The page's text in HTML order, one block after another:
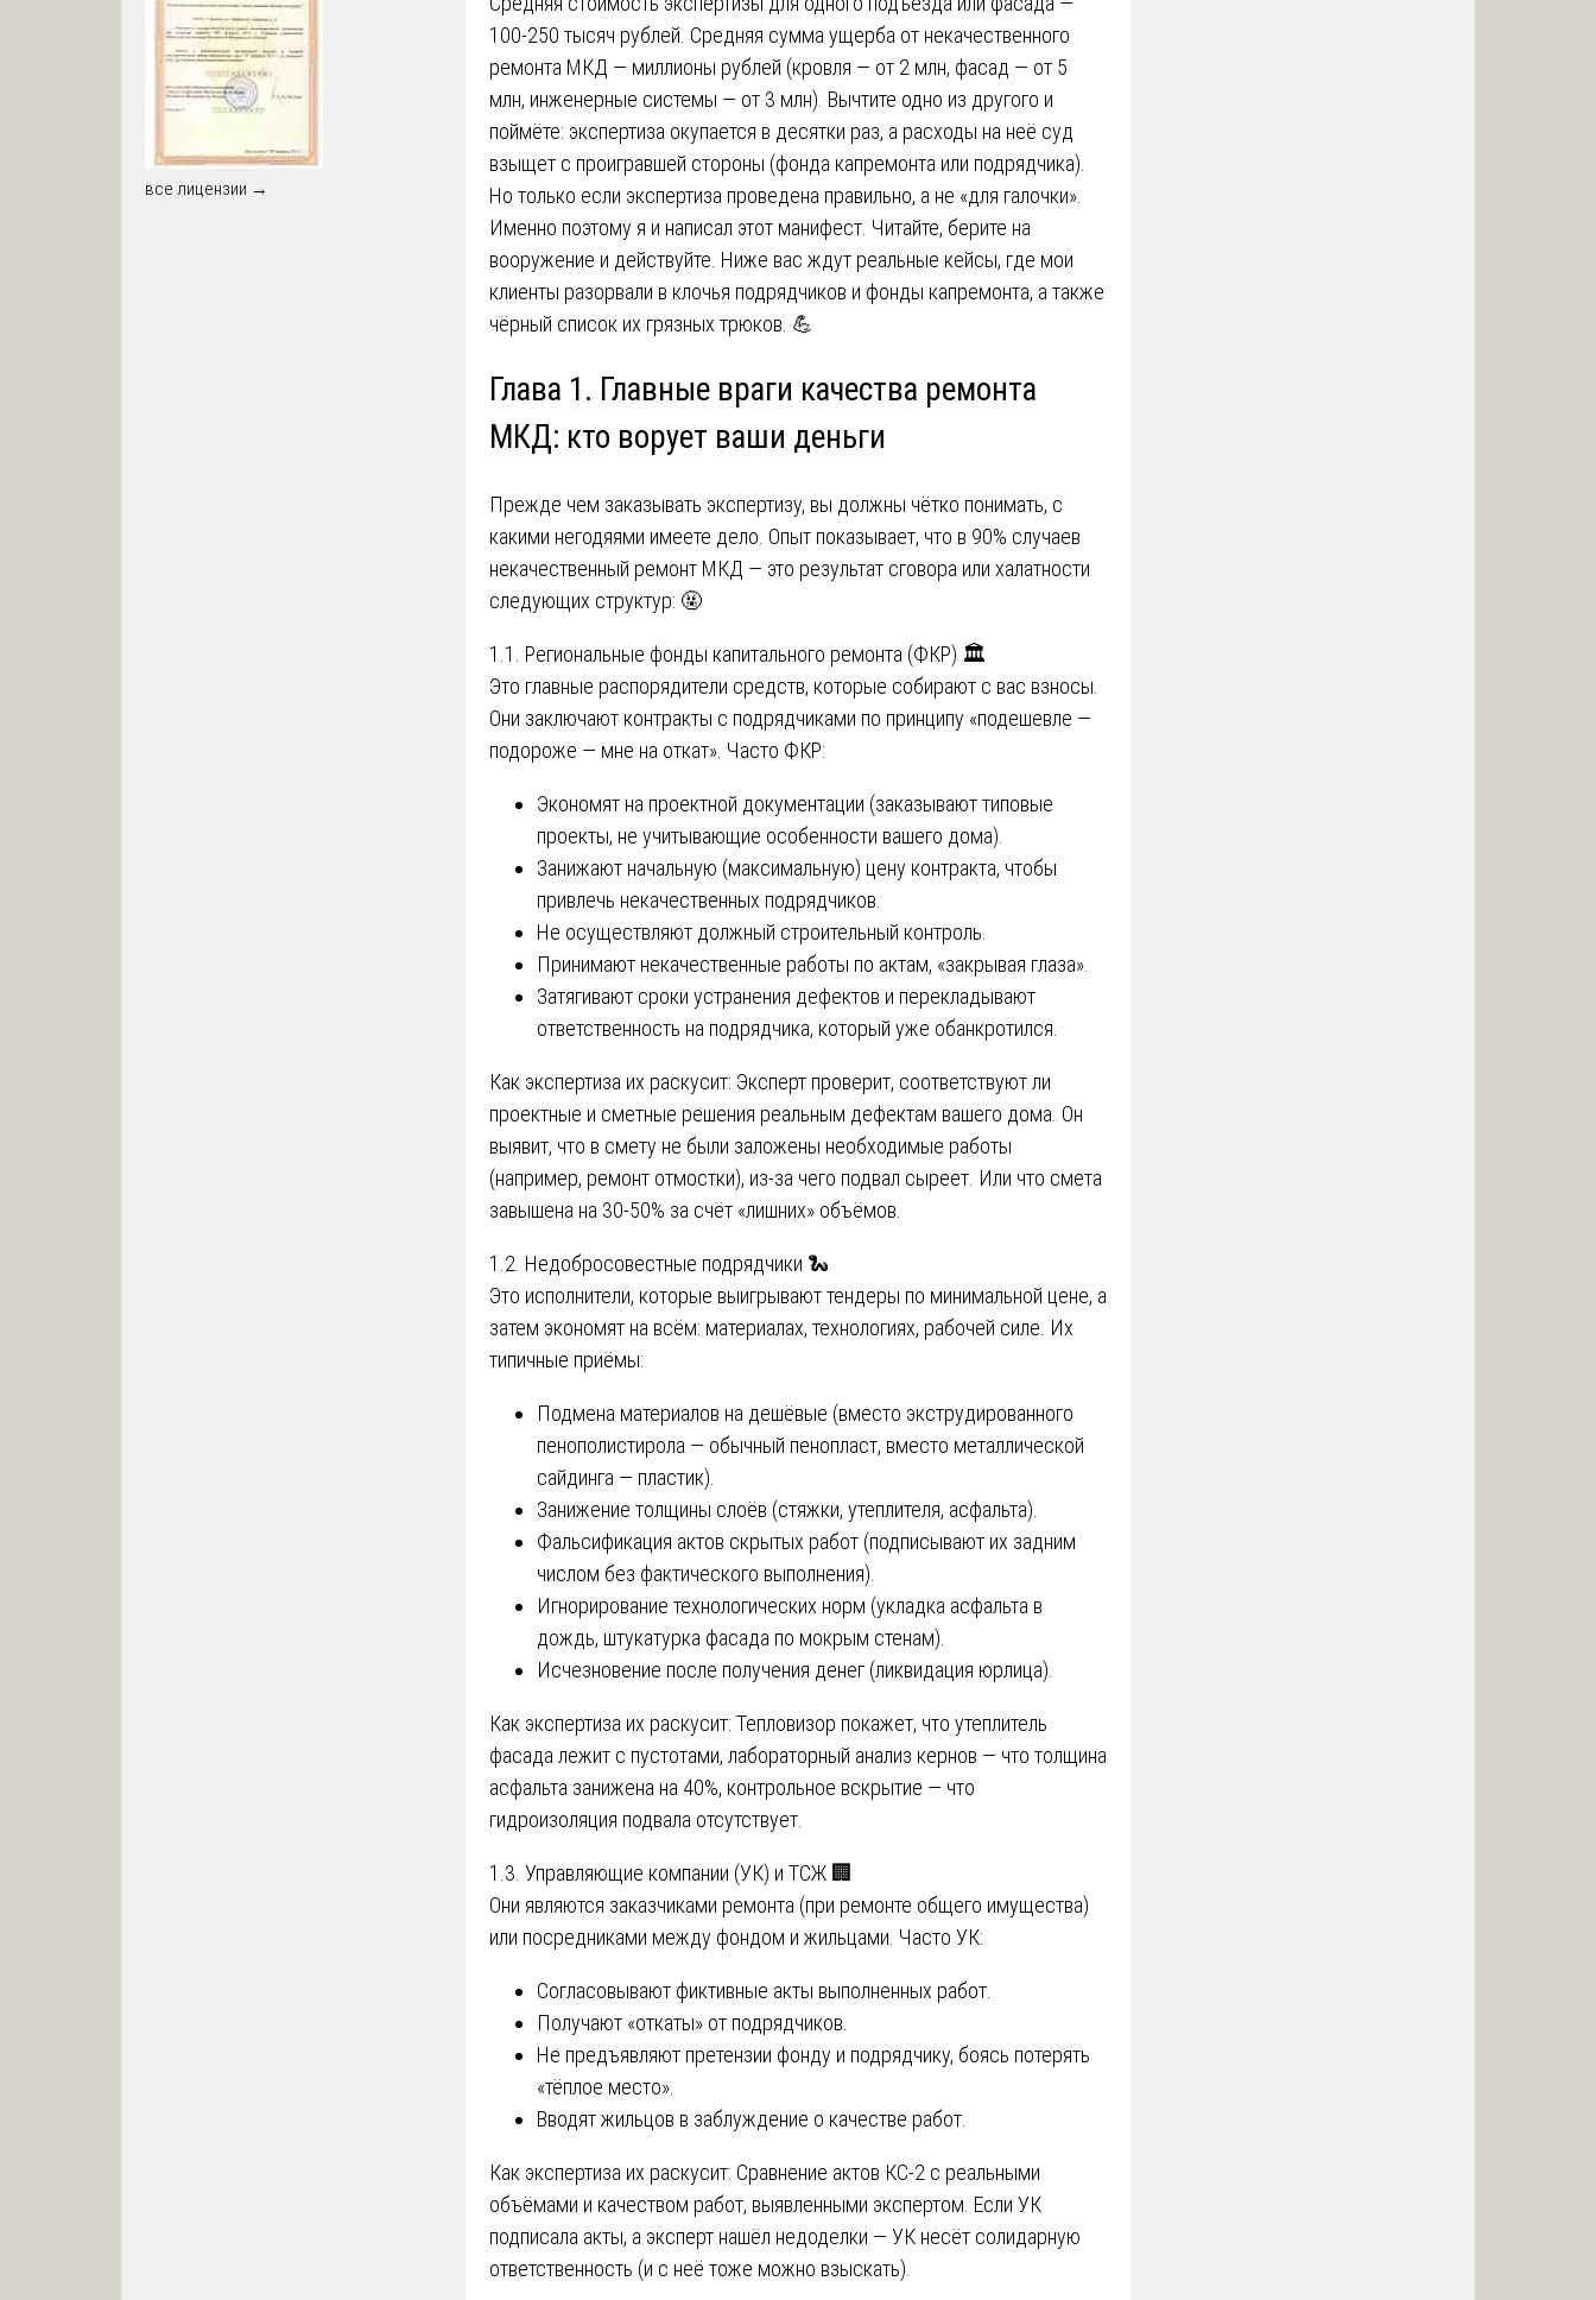
100-250 тысяч рублей. Средняя сумма ущерба от некачественного
ремонта МКД — миллионы рублей (кровля — от 2 млн, фасад — от 5
млн, инженерные системы — от 3 млн). Вычтите одно из другого и
поймёте: экспертиза окупается в десятки раз, а расходы на неё суд
взыщет с проигравшей стороны (фонда капремонта или подрядчика).
Но только если экспертиза проведена правильно, а не «для галочки».
Именно поэтому я и написал этот манифест. Читайте, берите на
вооружение и действуйте. Ниже вас ждут реальные кейсы, где мои
клиенты разорвали в клочья подрядчиков и фонды капремонта, а также
чёрный список их грязных трюков. 💪
Глава 1. Главные враги качества ремонта
МКД: кто ворует ваши деньги
Прежде чем заказывать экспертизу, вы должны чётко понимать, с
какими негодяями имеете дело. Опыт показывает, что в 90% случаев
некачественный ремонт МКД — это результат сговора или халатности
следующих структур: 🤬
1.1. Региональные фонды капитального ремонта (ФКР) 🏛️
Это главные распорядители средств, которые собирают с вас взносы.
Они заключают контракты с подрядчиками по принципу «подешевле —
подороже — мне на откат». Часто ФКР:
Экономят на проектной документации (заказывают типовые
проекты, не учитывающие особенности вашего дома).
Занижают начальную (максимальную) цену контракта, чтобы
привлечь некачественных подрядчиков.
Не осуществляют должный строительный контроль.
Принимают некачественные работы по актам, «закрывая глаза».
Затягивают сроки устранения дефектов и перекладывают
ответственность на подрядчика, который уже обанкротился.
Как экспертиза их раскусит: Эксперт проверит, соответствуют ли
проектные и сметные решения реальным дефектам вашего дома. Он
выявит, что в смету не были заложены необходимые работы
(например, ремонт отмостки), из-за чего подвал сыреет. Или что смета
завышена на 30-50% за счёт «лишних» объёмов.
1.2. Недобросовестные подрядчики 🐍
Это исполнители, которые выигрывают тендеры по минимальной цене, а
затем экономят на всём: материалах, технологиях, рабочей силе. Их
типичные приёмы:
Подмена материалов на дешёвые (вместо экструдированного
пенополистирола — обычный пенопласт, вместо металлической
сайдинга — пластик).
Занижение толщины слоёв (стяжки, утеплителя, асфальта).
Фальсификация актов скрытых работ (подписывают их задним
числом без фактического выполнения).
Игнорирование технологических норм (укладка асфальта в
дождь, штукатурка фасада по мокрым стенам).
Исчезновение после получения денег (ликвидация юрлица).
Как экспертиза их раскусит: Тепловизор покажет, что утеплитель
фасада лежит с пустотами, лабораторный анализ кернов — что толщина
асфальта занижена на 40%, контрольное вскрытие — что
гидроизоляция подвала отсутствует.
1.3. Управляющие компании (УК) и ТСЖ 🏢
Они являются заказчиками ремонта (при ремонте общего имущества)
или посредниками между фондом и жильцами. Часто УК:
Согласовывают фиктивные акты выполненных работ.
Получают «откаты» от подрядчиков.
Не предъявляют претензии фонду и подрядчику, боясь потерять
«тёплое место».
Вводят жильцов в заблуждение о качестве работ.
Как экспертиза их раскусит: Сравнение актов КС-2 с реальными
объёмами и качеством работ, выявленными экспертом. Если УК
подписала акты, а эксперт нашёл недоделки — УК несёт солидарную
ответственность (и с неё тоже можно взыскать).
все лицензии →